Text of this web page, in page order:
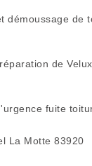
démoussage de
de
fuite
La Motte 83920